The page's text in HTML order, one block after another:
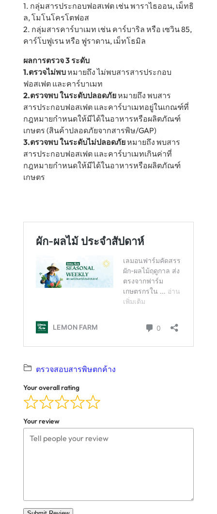
1. กลุ่มสารประกอบฟอสเฟต เช่น พาราไธออน, เม็ทธิ
ล, โมโนโครโตฟอส
2. กลุ่มสารคาร์บาเมท เช่น คาร์บาริล หรือ เซวิน 85,
คาร์โบฟูเรน หรือ ฟูราดาน, เม็ทโธมิล
ผลการตรวจ 3 ระดับ
1.ตรวจไม่พบหมายถึง ไม่พบสารสารประกอบ
ฟอสเฟต และคาร์บาเมท
2.ตรวจพบ ในระดับปลอดภัยหมายถึง พบสาร
สารประกอบฟอสเฟต และคาร์บาเมทอยู่ในเกณฑ์ที่
กฎหมายกำหนดให้มีได้ในอาหารหรือผลิตภัณฑ์
เกษตร (สินค้าปลอดภัยจากสารพิษ/GAP)
3.ตรวจพบ ในระดับไม่ปลอดภัยหมายถึง พบสาร
สารประกอบฟอสเฟต และคาร์บาเมทเกินค่าที่
กฎหมายกำหนดให้มีได้ในอาหารหรือผลิตภัณฑ์
เกษตร
ตรวจสอบสารพิษตกค้าง
Your overall rating
Your review